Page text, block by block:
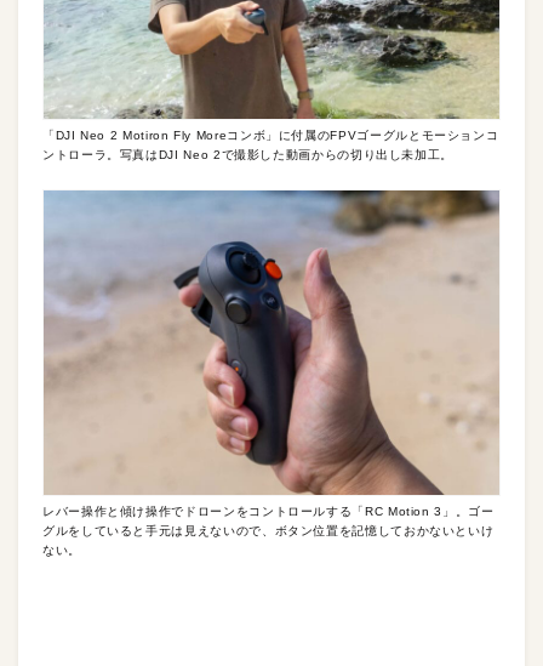
「DJI Neo 2 Motiron Fly Moreコンボ」に付属のFPVゴーグルとモーションコ
ントローラ。写真はDJI Neo 2で撮影した動画からの切り出し未加工。
レバー操作と傾け操作でドローンをコントロールする「RC Motion 3」。ゴー
グルをしていると手元は見えないので、ボタン位置を記憶しておかないといけ
ない。